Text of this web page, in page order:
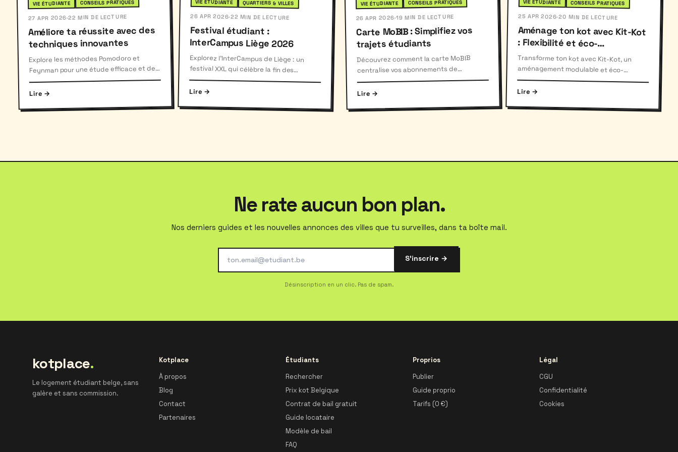
VIE ÉTUDIANTE CONSEILS PRATIQUES
27 APR 2026·22 MIN DE LECTURE
Améliore ta réussite avec des
techniques innovantes
Explore les méthodes Pomodoro et
Feynman pour une étude efficace et des
conseils pratiques pour une révision
optimale.
Lire →
VIE ÉTUDIANTE QUARTIERS & VILLES
26 APR 2026·22 MIN DE LECTURE
Festival étudiant :
InterCampus Liège 2026
Explorez l'InterCampus de Liège : un
festival XXL qui célèbre la fin des
examens avec musique, scénographie et
plus.
Lire →
VIE ÉTUDIANTE CONSEILS PRATIQUES
26 APR 2026·19 MIN DE LECTURE
Carte MoBIB : Simplifiez vos
trajets étudiants
Découvrez comment la carte MoBIB
centralise vos abonnements de
transport pour simplifier vos trajets
étudiants en Belgique.
Lire →
VIE ÉTUDIANTE CONSEILS PRATIQUES
25 APR 2026·20 MIN DE LECTURE
Aménage ton kot avec Kit-Kot
: Flexibilité et éco-
responsabilité
Transforme ton kot avec Kit-Kot, un
aménagement modulable et éco-
friendly, idéal pour adapter ton espace
selon tes besoins.
Lire →
Ne rate aucun bon plan.
Nos derniers guides et les nouvelles annonces des villes que tu surveilles, dans ta boîte mail.
S'inscrire →
Désinscription en un clic. Pas de spam.
kotplace.
Le logement étudiant belge, sans
galère et sans commission.
Kotplace
À propos
Blog
Contact
Partenaires
Étudiants
Rechercher
Prix kot Belgique
Contrat de bail gratuit
Guide locataire
Modèle de bail
FAQ
Proprios
Publier
Guide proprio
Tarifs (0 €)
Légal
CGU
Confidentialité
Cookies